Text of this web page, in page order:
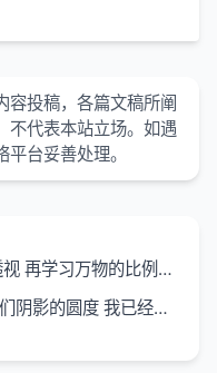
容投稿，各篇文稿所阐
不代表本站立场。如遇
台妥善处理。
比例 而后临摹名家的作品-达·芬奇笔记
云和树都不显示它们阴影的圆度 我已经看到过很多种了-达·芬奇笔记